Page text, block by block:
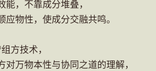
能，不靠成分堆叠，
应物性，使成分交融共鸣。
方技术，
对万物本性与协同之道的理解，